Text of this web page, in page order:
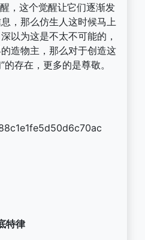
，这个觉醒让它们逐渐发
，那么仿生人这时候马上
以为这是不太不可能的，
造物主，那么对于创造这
存在，更多的是尊敬。
特律